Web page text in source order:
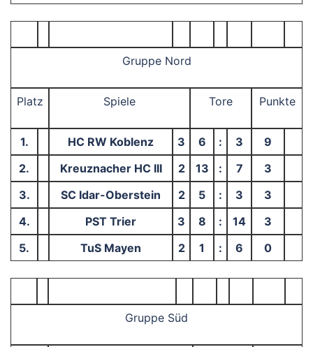
Gruppe Nord
Platz Spiele Tore Punkte
1. HC RW Koblenz 3 6 : 3
9
2.
Kreuznacher HC III 2 13 : 7
3
3.
SC Idar-Oberstein 2 5 : 3
3
4.
PST Trier 3 8 : 14
3
5.
TuS Mayen 2 1 : 6 0
Gruppe Süd